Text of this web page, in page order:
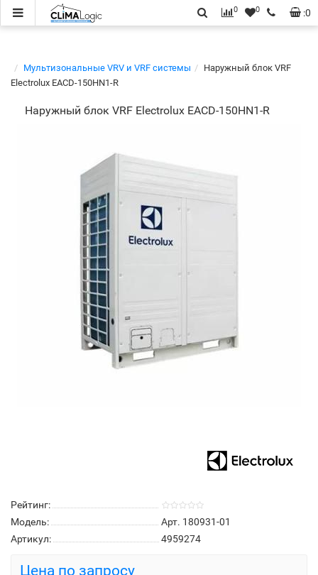
:0
0 0
Мультизональные VRV и VRF системы
Наружный блок VRF
Electrolux EACD-150HN1-R
Наружный блок VRF Electrolux EACD-150HN1-R
Рейтинг:
Модель:
Арт. 180931-01
Артикул:
4959274
Цена по запросу